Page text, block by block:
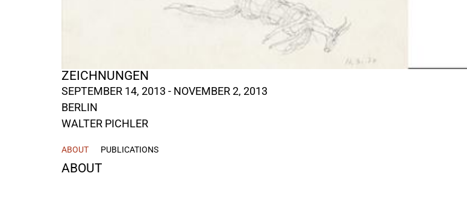
ZEICHNUNGEN
SEPTEMBER 14, 2013 - NOVEMBER 2, 2013
BERLIN
WALTER PICHLER
ABOUT PUBLICATIONS
ABOUT